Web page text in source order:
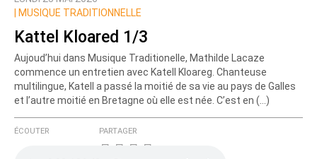
MUSIQUE TRADITIONNELLE
Kattel Kloared 1/3
Aujoud’hui dans Musique Traditionelle, Mathilde Lacaze
commence un entretien avec Katell Kloareg. Chanteuse
multilingue, Katell a passé la moitié de sa vie au pays de Galles
et l’autre moitié en Bretagne où elle est née. C’est en (…)
ÉCOUTER PARTAGER